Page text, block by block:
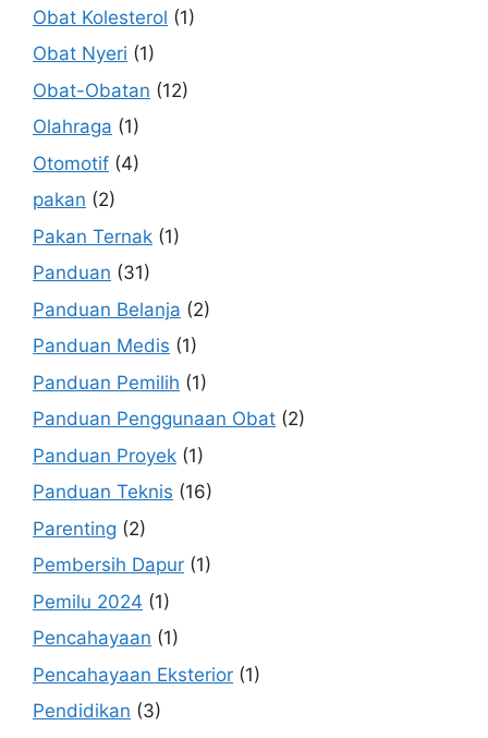
Obat Kolesterol (1)
Obat Nyeri (1)
Obat-Obatan (12)
Olahraga (1)
Otomotif (4)
pakan (2)
Pakan Ternak (1)
Panduan (31)
Panduan Belanja (2)
Panduan Medis (1)
Panduan Pemilih (1)
Panduan Penggunaan Obat (2)
Panduan Proyek (1)
Panduan Teknis (16)
Parenting (2)
Pembersih Dapur (1)
Pemilu 2024 (1)
Pencahayaan (1)
Pencahayaan Eksterior (1)
Pendidikan (3)